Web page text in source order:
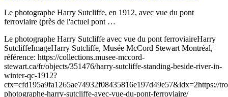
Le photographe Harry Sutcliffe, en 1912, avec vue du pont
ferroviaire (près de l'actuel pont …
Le photographe Harry Sutcliffe avec vue du pont ferroviaireHarry
SutcliffeImageHarry Sutcliffe, Musée McCord Stewart Montréal,
référence: https://collections.musee-mccord-
stewart.ca/fr/objects/351476/harry-sutcliffe-standing-beside-river-in-
winter-qc-1912?
ctx=cfd195a9fa1265ae74932f08435816e197d49e57&idx=2https://
photographe-harry-sutcliffe-avec-vue-du-pont-ferroviaire/